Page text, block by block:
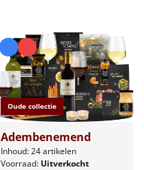
Oude collectie
Adembenemend
Inhoud: 24 artikelen
Voorraad: Uitverkocht